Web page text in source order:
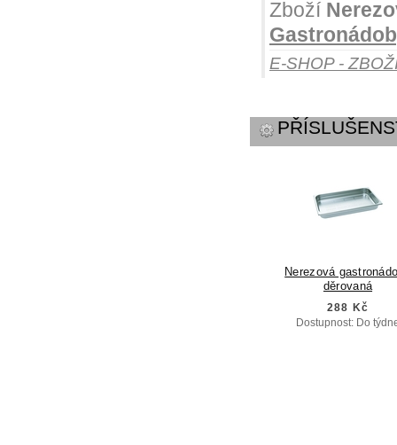
Zboží
E-SHOP -
Nerezová
děrovaná
288 Kč
Dostupnost: Do